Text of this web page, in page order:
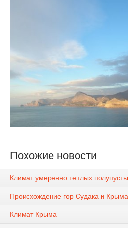
Похожие новости
Климат умеренно теплых
Происхождение гор Судака и Крыма.
Климат Крыма